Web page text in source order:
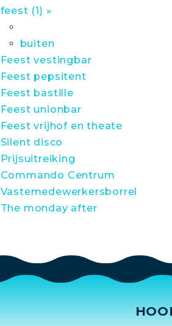
feest (1) »
buiten
Feest vestingbar
Feest pepsitent
Feest bastille
Feest unionbar
Feest vrijhof en theate
Silent disco
Prijsuitreiking
Commando Centrum
Vastemedewerkersborrel
The monday after